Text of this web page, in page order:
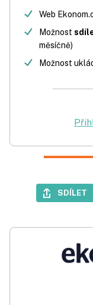
Web
Možnost
měsíčně)
Možnost
SDÍLET